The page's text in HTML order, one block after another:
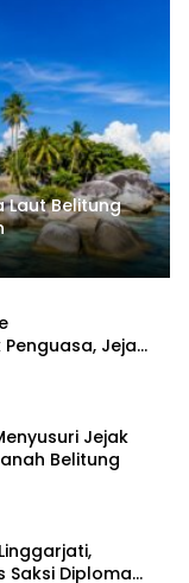
Laut Belitung
Jejak
Jejak
Belitung
Saksi Diplomasi